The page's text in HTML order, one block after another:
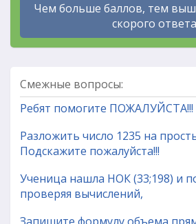
Чем больше баллов, тем
скорого ответа
Смежные вопросы:
Ребят помогите
Разложить число 1235 на
Подскажите пожалуйста!!!
Ученица нашла НОК (33;198) и
проверяя вычислений,